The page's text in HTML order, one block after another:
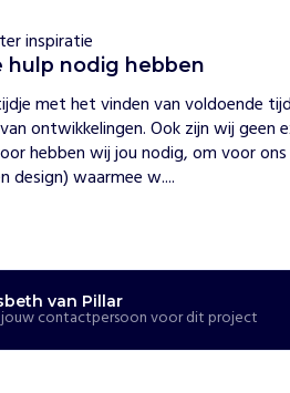
inspiratie
hulp nodig hebben
met het vinden van voldoende
ontwikkelingen. Ook zijn wij geen
hebben wij jou nodig, om voor
design) waarmee w....
van Pillar
jouw contactpersoon voor dit project